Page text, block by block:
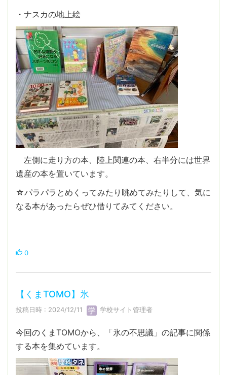
・ナスカの地上絵
左側に走り方の本、陸上関連の本、右半分には世界
遺産の本を置いています。
☆パラパラとめくってみたり眺めてみたりして、気に
なる本があったらぜひ借りてみてください。
0
【くまTOMO】氷
投稿日時 : 2024/12/11 学校サイト管理者
今回のくまTOMOから、「氷の不思議」の記事に関係
する本を集めています。